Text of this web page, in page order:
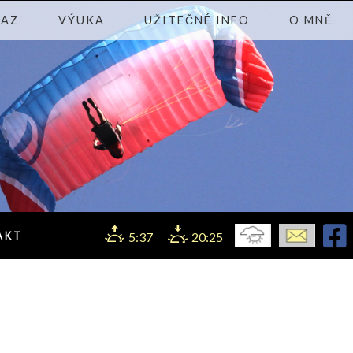
VÝUKA UŽITEČNÉ INFO O MNĚ
20:25
5:37